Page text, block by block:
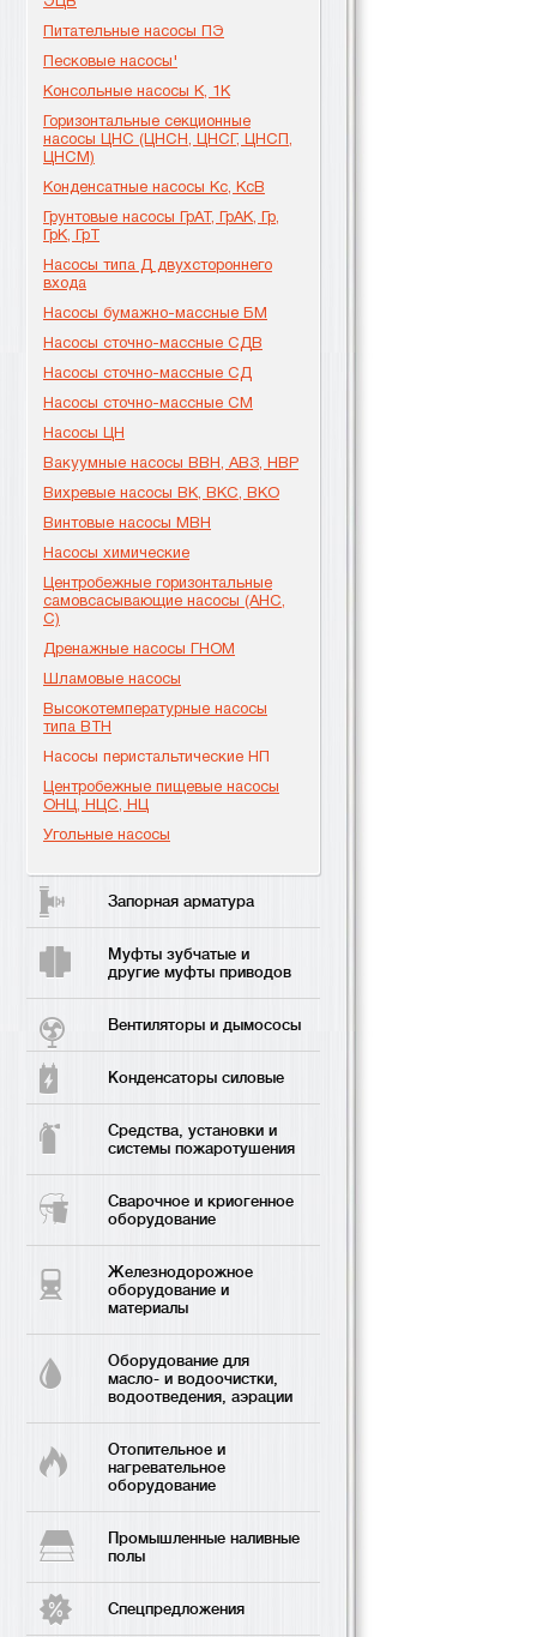
Питательные насосы ПЭ
Песковые насосы'
Консольные насосы К, 1К
Горизонтальные секционные
насосы ЦНС (ЦНСН, ЦНСГ, ЦНСП,
ЦНСМ)
Конденсатные насосы Кс, КсВ
Грунтовые насосы ГрАТ, ГрАК, Гр,
ГрК, ГрТ
Насосы типа Д двухстороннего
входа
Насосы бумажно-массные БМ
Насосы сточно-массные СДВ
Насосы сточно-массные СД
Насосы сточно-массные СМ
Насосы ЦН
Вакуумные насосы ВВН, АВЗ, НВР
Вихревые насосы ВК, ВКС, ВКО
Винтовые насосы МВН
Насосы химические
Центробежные горизонтальные
самовсасывающие насосы (АНС,
С)
Дренажные насосы ГНОМ
Шламовые насосы
Высокотемпературные насосы
типа ВТН
Насосы перистальтические НП
Центробежные пищевые насосы
ОНЦ, НЦС, НЦ
Угольные насосы
Запорная арматура
Муфты зубчатые и
другие муфты приводов
Вентиляторы и дымососы
Конденсаторы силовые
Средства, установки и
системы пожаротушения
Сварочное и криогенное
оборудование
Железнодорожное
оборудование и
материалы
Оборудование для
масло- и водоочистки,
водоотведения, аэрации
Отопительное и
нагревательное
оборудование
Промышленные наливные
полы
Спецпредложения